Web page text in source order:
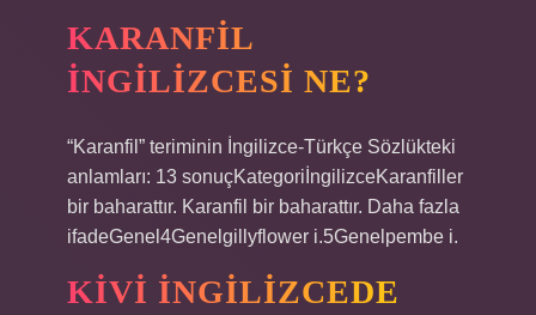
KARANFIL
INGILIZCESI NE?
“Karanfil” teriminin İngilizce-Türkçe Sözlükteki
anlamları: 13 sonuçKategoriİngilizceKaranfiller
bir baharattır. Karanfil bir baharattır. Daha fazla
ifadeGenel4Genelgillyflower i.5Genelpembe i.
KIVI INGILIZCEDE